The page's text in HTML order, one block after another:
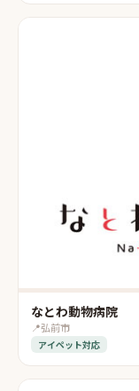
なとわ動物病院
📍弘前市
アイペット対応